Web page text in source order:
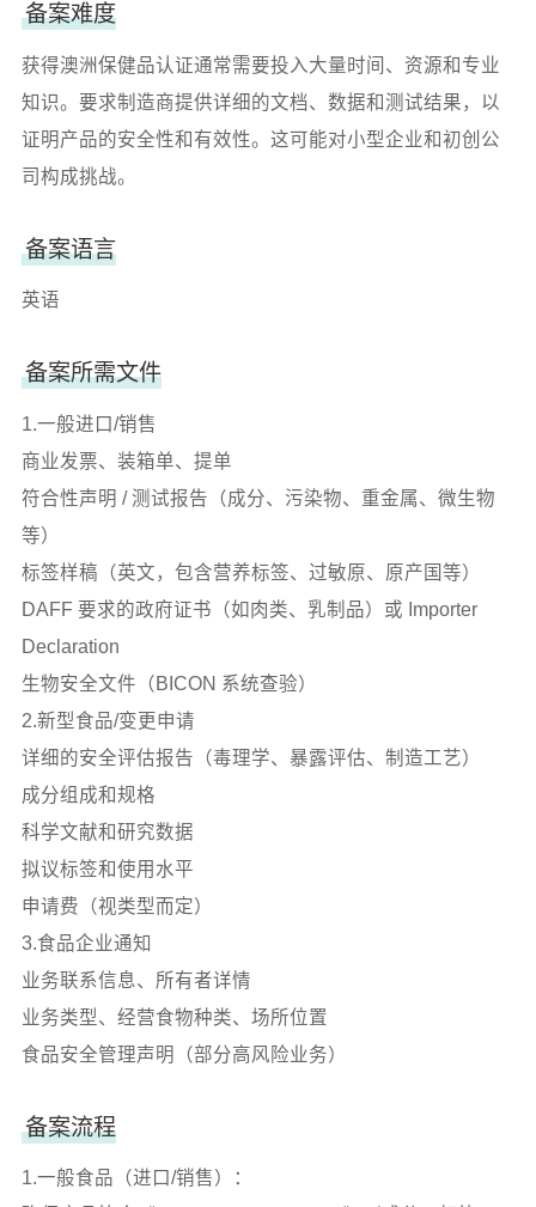
备案难度
获得澳洲保健品认证通常需要投入大量时间、资源和专业
知识。要求制造商提供详细的文档、数据和测试结果，以
证明产品的安全性和有效性。这可能对小型企业和初创公
司构成挑战。
备案语言
英语
备案所需文件
1.一般进口/销售
商业发票、装箱单、提单
符合性声明 / 测试报告（成分、污染物、重金属、微生物
等）
标签样稿（英文，包含营养标签、过敏原、原产国等）
DAFF 要求的政府证书（如肉类、乳制品）或 Importer
Declaration
生物安全文件（BICON 系统查验）
2.新型食品/变更申请
详细的安全评估报告（毒理学、暴露评估、制造工艺）
成分组成和规格
科学文献和研究数据
拟议标签和使用水平
申请费（视类型而定）
3.食品企业通知
业务联系信息、所有者详情
业务类型、经营食物种类、场所位置
食品安全管理声明（部分高风险业务）
备案流程
1.一般食品（进口/销售）：